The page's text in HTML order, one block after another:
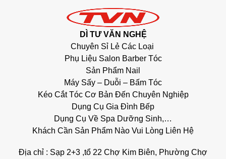
DÌ TƯ VĂN NGHỆ
Chuyên Sỉ Lẻ Các Loại
Phụ Liệu Salon Barber Tóc
Sản Phẩm Nail
Máy Sấy – Duỗi – Bấm Tóc
Kéo Cắt Tóc Cơ Bản Đến Chuyên Nghiệp
Dụng Cụ Gia Đình Bếp
Dụng Cụ Về Spa Dưỡng Sinh,…
Khách Cần Sản Phẩm Nào Vui Lòng Liên Hệ
Địa chỉ : Sạp 2+3 ,tổ 22 Chợ Kim Biên, Phường Chợ